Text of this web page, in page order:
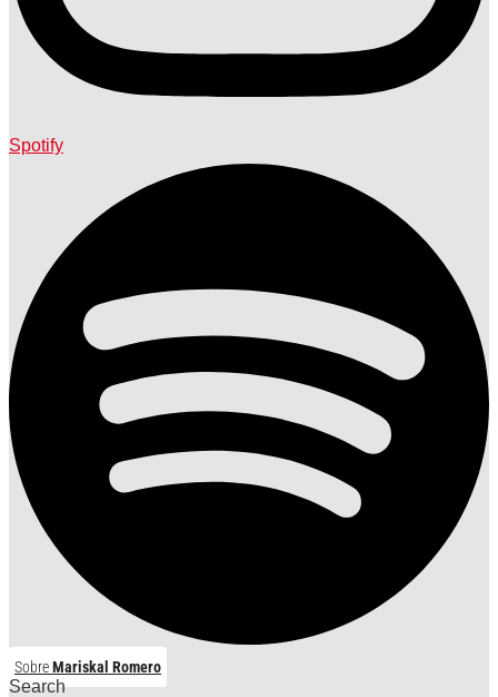
Spotify
SobreMariskal Romero
Search